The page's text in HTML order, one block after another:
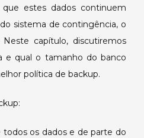
–
Backup.
estes dados continuem
sistema de contingência, o
Neste capítulo, discutiremos
e qual o tamanho do banco
política de backup.
todos os dados e de parte do